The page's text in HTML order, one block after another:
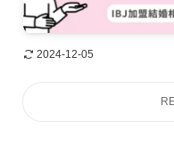
2024-12-05